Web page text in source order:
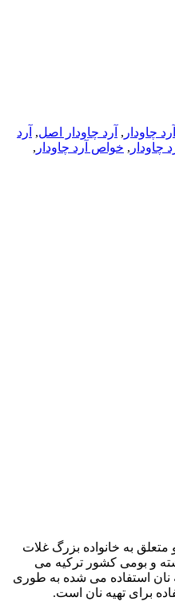
آرد چاودار , آرد چاودار اصل, آرد
چاودار , خواص آرد چاودار ,
به خانواده بزرگ غلات
و بومی کشور ترکیه می
نان استفاده می شده به طوری
برای تهیه نان است.